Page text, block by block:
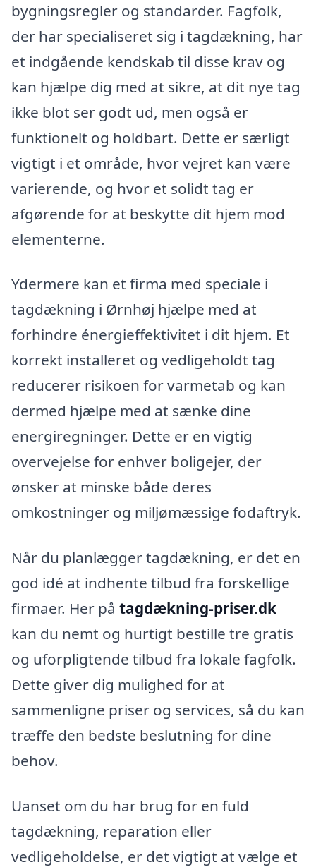
bygningsregler og standarder. Fagfolk,
der har specialiseret sig i tagdækning, har
et indgående kendskab til disse krav og
kan hjælpe dig med at sikre, at dit nye tag
ikke blot ser godt ud, men også er
funktionelt og holdbart. Dette er særligt
vigtigt i et område, hvor vejret kan være
varierende, og hvor et solidt tag er
afgørende for at beskytte dit hjem mod
elementerne.
Ydermere kan et firma med speciale i
tagdækning i Ørnhøj hjælpe med at
forhindre énergieffektivitet i dit hjem. Et
korrekt installeret og vedligeholdt tag
reducerer risikoen for varmetab og kan
dermed hjælpe med at sænke dine
energiregninger. Dette er en vigtig
overvejelse for enhver boligejer, der
ønsker at minske både deres
omkostninger og miljømæssige fodaftryk.
Når du planlægger tagdækning, er det en
god idé at indhente tilbud fra forskellige
firmaer. Her på tagdækning-priser.dk
kan du nemt og hurtigt bestille tre gratis
og uforpligtende tilbud fra lokale fagfolk.
Dette giver dig mulighed for at
sammenligne priser og services, så du kan
træffe den bedste beslutning for dine
behov.
Uanset om du har brug for en fuld
tagdækning, reparation eller
vedligeholdelse, er det vigtigt at vælge et